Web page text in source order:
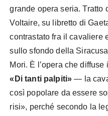
grande opera seria. Tratto
Voltaire, su libretto di
contrastato fra il cavaliere
sullo sfondo della
Mori. È l’opera che
«Di tanti palpiti» — la
così popolare da essere
risi», perché secondo la